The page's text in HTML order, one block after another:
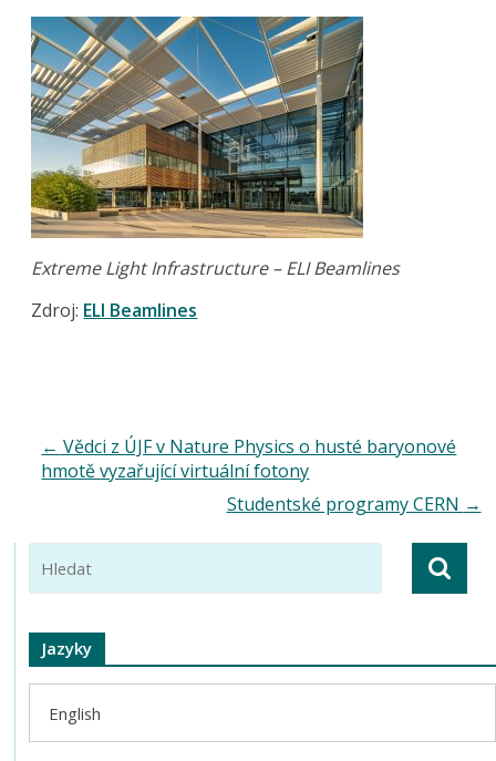
Extreme Light Infrastructure – ELI Beamlines
Zdroj: ELI Beamlines
← Vědci z ÚJF v Nature Physics o husté baryonové
hmotě vyzařující virtuální fotony
Studentské programy CERN →
Jazyky
English